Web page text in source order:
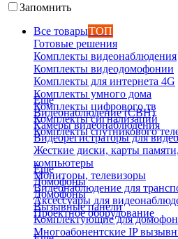
Запомнить
Все товарыТОП
Готовые решения
Комплекты видеонаблюдения
Комплекты видеодомофонии
Комплекты для интернета 4G
Комплекты умного дома
Комплекты цифрового тв
Комплекты сигнализаций
Комплекты спутникового
Еще
Видеонаблюдение (СВН)
Камеры видеонаблюдения
Видеорегистраторы для
Жесткие диски, карты
компьютеры
Мониторы, телевизоры
Видеонаблюдение для
Аксессуары для
Проектное оборудование
Еще
Домофоны
Домофоны
Вызывные панели
Комплектующие для
Многоабонентские IP